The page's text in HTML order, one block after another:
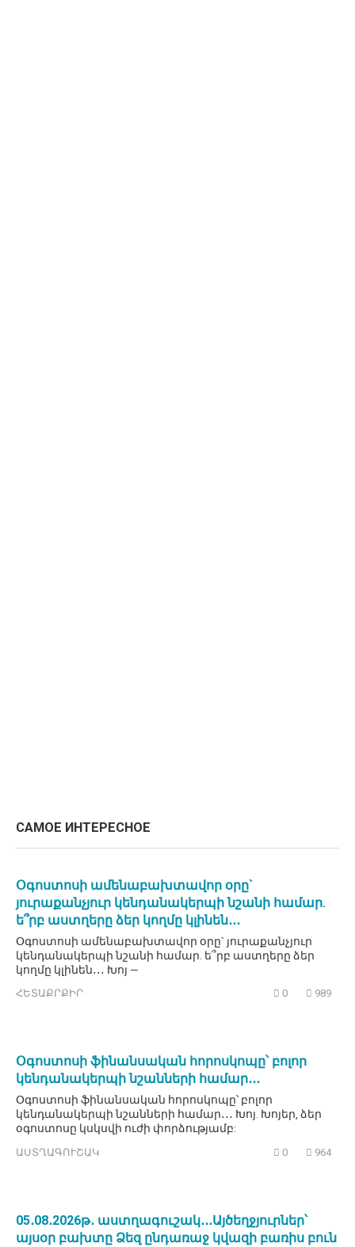
САМОЕ ИНТЕРЕСНОЕ
Օգոստոսի ամենաբախտավոր օրը`
յուրաքանչյուր կենդանակերպի նշանի համար.
ե՞րբ աստղերը ձեր կողմը կլինեն․․․
Օգոստոսի ամենաբախտավոր օրը` յուրաքանչյուր
կենդանակերպի նշանի համար. ե՞րբ աստղերը ձեր
կողմը կլինեն․․․ Խոյ —
ՀԵՏԱՔՐՔԻՐ 0 989
Օգոստոսի ֆինանսական հորոսկոպը՝ բոլոր
կենդանակերպի նշանների համար․․․
Օգոստոսի ֆինանսական հորոսկոպը՝ բոլոր
կենդանակերպի նշանների համար․․․ Խոյ. Խոյեր, ձեր
օգոստոսը կսկսվի ուժի փորձությամբ:
ԱՍՏՂԱԳՈՒՇԱԿ 0 964
05․08․2026թ․ աստղագուշակ․․․Այծեղջյուրներ՝
այսօր բախտը Ձեզ ընդառաջ կվազի բառիս բուն